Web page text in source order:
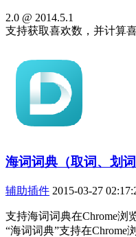
2.0 @ 2014.5.1
支持获取喜欢数，并计算
海词词典（取词、划
辅助插件 2015-03-27
支持海词词典在Chrome浏
“海词词典”支持在Chrome